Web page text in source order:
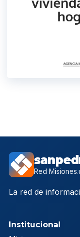
Red
La red de
Institucional